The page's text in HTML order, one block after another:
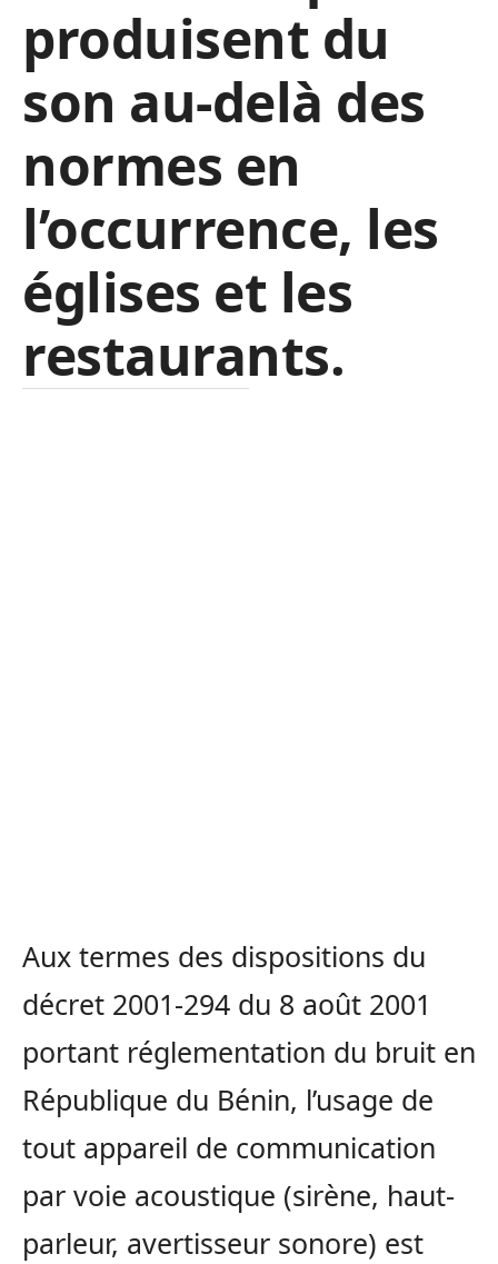
produisent du
son au-delà des
normes en
l’occurrence, les
églises et les
restaurants.
Aux termes des dispositions du
décret 2001-294 du 8 août 2001
portant réglementation du bruit en
République du Bénin, l’usage de
tout appareil de communication
par voie acoustique (sirène, haut-
parleur, avertisseur sonore) est